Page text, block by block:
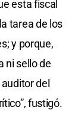
esta fiscal
tarea de los
y porque,
ni sello de
del
fustigó.